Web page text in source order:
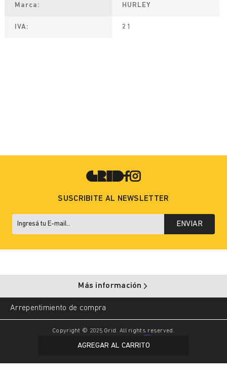
AGREGAR AL CARRITO
Marca HURLEY
IVA 21
SUSCRIBITE AL NEWSLETTER
ENVIAR
Más información
Arrepentimiento de compra
Copyright © 2025 Grid. All rights reserved.